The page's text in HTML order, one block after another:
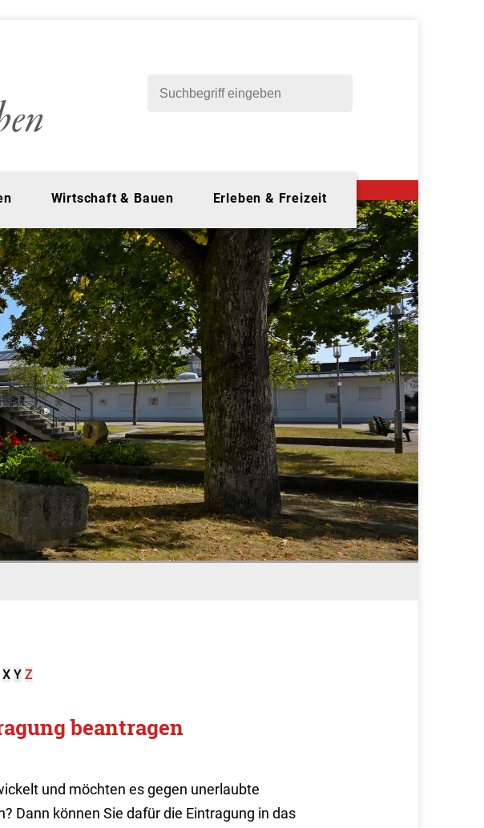
Wirtschaft & Bauen Erleben & Freizeit
X Y Z
beantragen
und möchten es gegen unerlaubte
Dann können Sie dafür die Eintragung in das